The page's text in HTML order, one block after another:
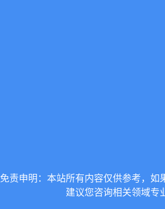
免责申明：本站所有内容仅供参考，如
建议您咨询相关领域专